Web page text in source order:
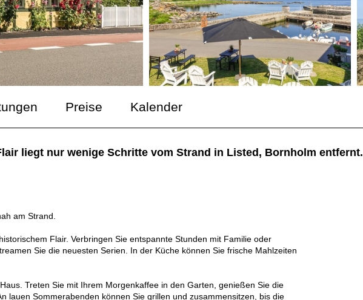
Preise Kalender
liegt nur wenige Schritte vom Strand in Listed, Bornholm entfernt.
am Strand.
Flair. Verbringen Sie entspannte Stunden mit Familie oder
Sie die neuesten Serien. In der Küche können Sie frische Mahlzeiten
Treten Sie mit Ihrem Morgenkaffee in den Garten, genießen Sie die
lauen Sommerabenden können Sie grillen und zusammensitzen, bis die